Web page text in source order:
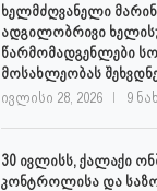
ხელმძღვანელი
ადგილობრივი
წარმომადგენლები
მოსახლეობას
ივლისი 28, 2026 9
30 ივლისს, ქალაქი
კონტროლისა და